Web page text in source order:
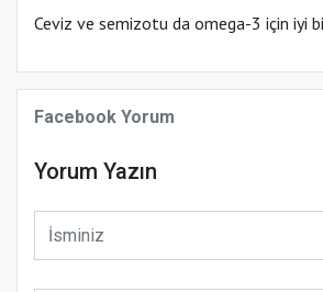
Ceviz ve semizotu da omega-3 için iyi
Facebook Yorum
Yorum Yazın